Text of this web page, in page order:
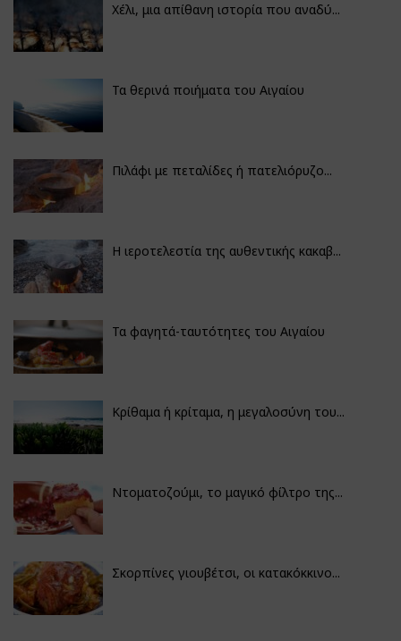
Χέλι, μια απίθανη ιστορία που αναδύ...
Τα θερινά ποιήματα του Αιγαίου
Πιλάφι με πεταλίδες ή πατελιόρυζο...
Η ιεροτελεστία της αυθεντικής κακαβ...
Τα φαγητά-ταυτότητες του Αιγαίου
Κρίθαμα ή κρίταμα, η μεγαλοσύνη του...
Ντοματοζούμι, το μαγικό φίλτρο της...
Σκορπίνες γιουβέτσι, οι κατακόκκινο...